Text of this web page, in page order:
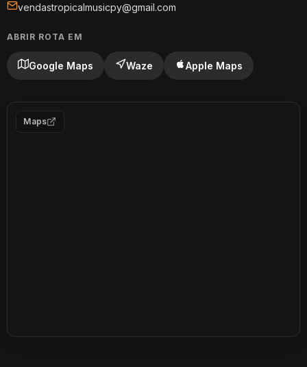
vendastropicalmusicpy@gmail.com
ABRIR ROTA EM
Google Maps Waze Apple Maps
Maps